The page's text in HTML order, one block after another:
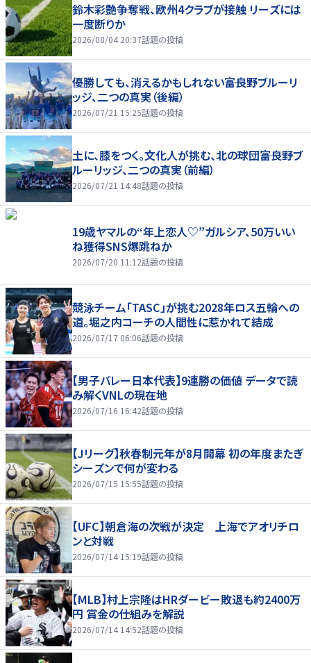
鈴木彩艶争奪戦、欧州4クラブが接触 リーズには
一度断りか
2026/08/04 20:37話題の投稿
優勝しても、消えるかもしれない――富良野ブルーリ
ッジ、二つの真実（後編）
2026/07/21 15:25話題の投稿
土に、膝をつく。文化人が挑む、北の球団――富良野ブ
ルーリッジ、二つの真実（前編）
2026/07/21 14:48話題の投稿
19歳ヤマルの“年上恋人♡”ガルシア、50万いい
ね獲得SNS爆跳ねか
2026/07/20 11:12話題の投稿
競泳チーム「TASC」が挑む2028年ロス五輪への
道。堀之内コーチの人間性に惹かれて結成
2026/07/17 06:06話題の投稿
【男子バレー日本代表】9連勝の価値 データで読
み解くVNLの現在地
2026/07/16 16:42話題の投稿
【Jリーグ】秋春制元年が8月開幕 初の年度またぎ
シーズンで何が変わる
2026/07/15 15:55話題の投稿
【UFC】朝倉海の次戦が決定 上海でアオリチロ
ンと対戦
2026/07/14 15:19話題の投稿
【MLB】村上宗隆はHRダービー敗退も約2400万
円 賞金の仕組みを解説
2026/07/14 14:52話題の投稿